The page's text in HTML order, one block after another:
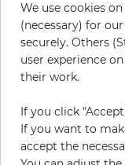
Использование:
Цвет: Кремовый
Цвет узора:
57,00 € за
19% НДС включительно
We use cookies
(necessary) for
securely. Others
user experience
their work.
If you click
If you want to
accept the